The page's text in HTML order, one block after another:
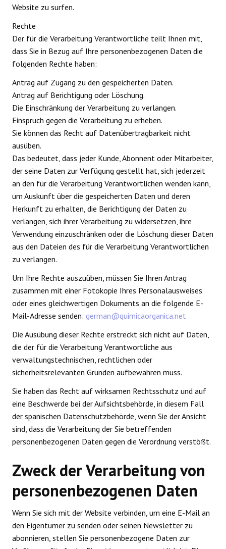
Website zu surfen.
Rechte
Der für die Verarbeitung Verantwortliche teilt Ihnen mit,
dass Sie in Bezug auf Ihre personenbezogenen Daten die
folgenden Rechte haben:
Antrag auf Zugang zu den gespeicherten Daten.
Antrag auf Berichtigung oder Löschung.
Die Einschränkung der Verarbeitung zu verlangen.
Einspruch gegen die Verarbeitung zu erheben.
Sie können das Recht auf Datenübertragbarkeit nicht
ausüben.
Das bedeutet, dass jeder Kunde, Abonnent oder Mitarbeiter,
der seine Daten zur Verfügung gestellt hat, sich jederzeit
an den für die Verarbeitung Verantwortlichen wenden kann,
um Auskunft über die gespeicherten Daten und deren
Herkunft zu erhalten, die Berichtigung der Daten zu
verlangen, sich ihrer Verarbeitung zu widersetzen, ihre
Verwendung einzuschränken oder die Löschung dieser Daten
aus den Dateien des für die Verarbeitung Verantwortlichen
zu verlangen.
Um Ihre Rechte auszuüben, müssen Sie Ihren Antrag
zusammen mit einer Fotokopie Ihres Personalausweises
oder eines gleichwertigen Dokuments an die folgende E-
Mail-Adresse senden: german@quimicaorganica.net
Die Ausübung dieser Rechte erstreckt sich nicht auf Daten,
die der für die Verarbeitung Verantwortliche aus
verwaltungstechnischen, rechtlichen oder
sicherheitsrelevanten Gründen aufbewahren muss.
Sie haben das Recht auf wirksamen Rechtsschutz und auf
eine Beschwerde bei der Aufsichtsbehörde, in diesem Fall
der spanischen Datenschutzbehörde, wenn Sie der Ansicht
sind, dass die Verarbeitung der Sie betreffenden
personenbezogenen Daten gegen die Verordnung verstößt.
Zweck der Verarbeitung von
personenbezogenen Daten
Wenn Sie sich mit der Website verbinden, um eine E-Mail an
den Eigentümer zu senden oder seinen Newsletter zu
abonnieren, stellen Sie personenbezogene Daten zur